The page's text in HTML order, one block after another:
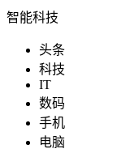
智能科技
头条
科技
IT
数码
手机
电脑